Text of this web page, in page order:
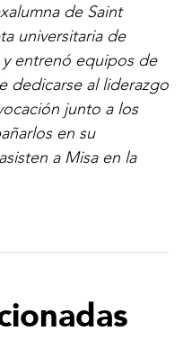
de Saint
universitaria de
entrenó equipos de
dedicarse al liderazgo
junto a los
en su
a Misa en la